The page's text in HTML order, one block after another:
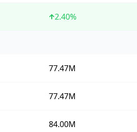
2.40%
77.47M
77.47M
84.00M